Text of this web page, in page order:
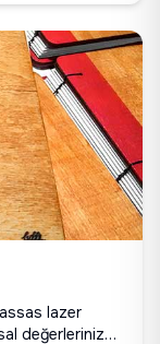
seviyede
tüm telefon
ömürlü. Her
ile gelir.
lazer
değerlerinizi